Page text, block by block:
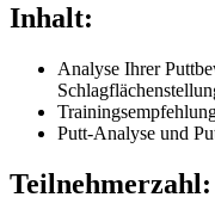
Inhalt:
Analyse Ihrer
Putt-Analyse und
Teilnehmerzahl: